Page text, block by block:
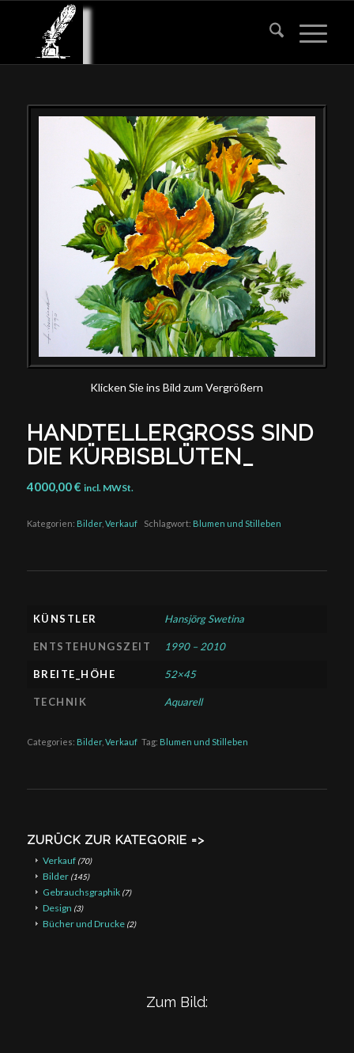
Klicken Sie ins Bild zum Vergrößern
HANDTELLERGROSS SIND
DIE KÜRBISBLÜTEN_
4000,00€ incl. MWSt.
Kategorien: Bilder, Verkauf Schlagwort: Blumen und Stilleben
KÜNSTLER Hansjörg Swetina
ENTSTEHUNGSZEIT 1990 – 2010
BREITE_HÖHE 52×45
TECHNIK Aquarell
Categories: Bilder, Verkauf Tag: Blumen und Stilleben
ZURÜCK ZUR KATEGORIE =>
Verkauf (70)
Bilder (145)
Gebrauchsgraphik (7)
Design (3)
Bücher und Drucke (2)
Zum Bild: